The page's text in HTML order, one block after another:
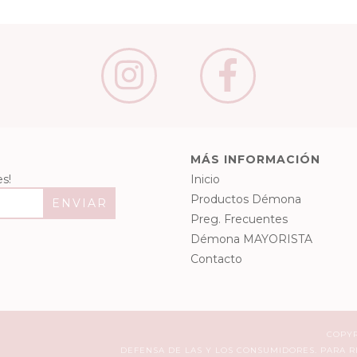
MÁS INFORMACIÓN
Inicio
Productos Démona
Preg. Frecuentes
Démona MAYORISTA
Contacto
DEFENSA DE LAS Y LOS CONSUMIDORES. PARA